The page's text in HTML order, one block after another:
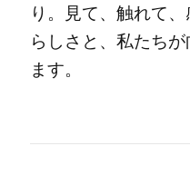
り。見て、触れて
らしさと、私たち
ます。